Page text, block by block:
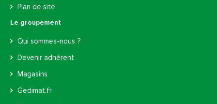
Plan de site
Le groupement
Qui sommes-nous ?
Devenir adhérent
Magasins
Gedimat.fr